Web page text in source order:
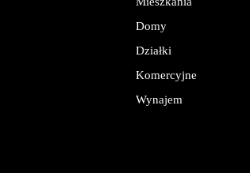
Domy
Działki
Komercyjne
Wynajem